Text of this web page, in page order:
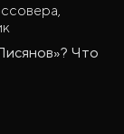
Что